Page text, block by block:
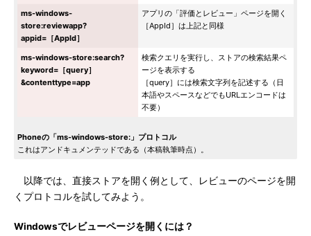
ms-windows-
store:reviewapp?
appid=［AppId］
アプリの「評価とレビュー」ページを開く
［AppId］は上記と同様
ms-windows-store:search?
keyword=［query］
&contenttype=app
検索クエリを実行し、ストアの検索結果ペ
ージを表示する
［query］には検索文字列を記述する（日
本語やスペースなどでもURLエンコードは
不要）
Phoneの「ms-windows-store:」プロトコル
これはアンドキュメンテッドである（本稿執筆時点）。
以降では、直接ストアを開く例として、レビューのページを開
くプロトコルを試してみよう。
Windowsでレビューページを開くには？